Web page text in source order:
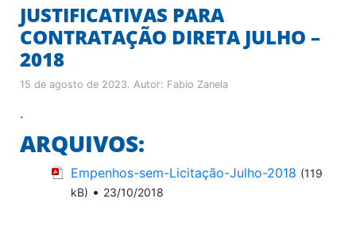
JUSTIFICATIVAS PARA
CONTRATAÇÃO DIRETA JULHO –
2018
15 de agosto de 2023. Autor: Fabio Zanela
.
ARQUIVOS:
Empenhos-sem-Licitação-Julho-2018 (119
kB) • 23/10/2018